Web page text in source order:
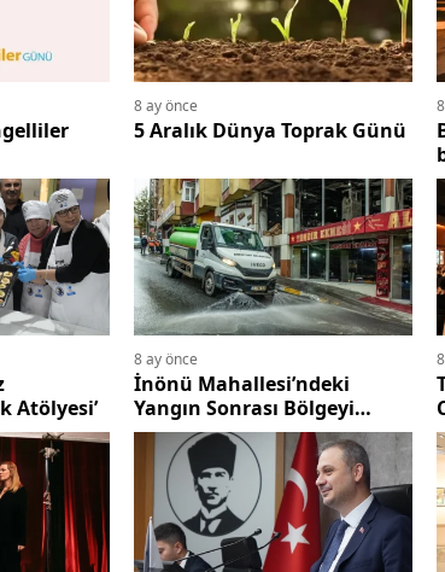
8 ay önce
5 Aralık Dünya Toprak Günü
Atölyesi’
8 ay önce
İnönü Mahallesi’ndeki
Yangın Sonrası Bölgeyi
Esenyurt Belediyesi
Temizledi